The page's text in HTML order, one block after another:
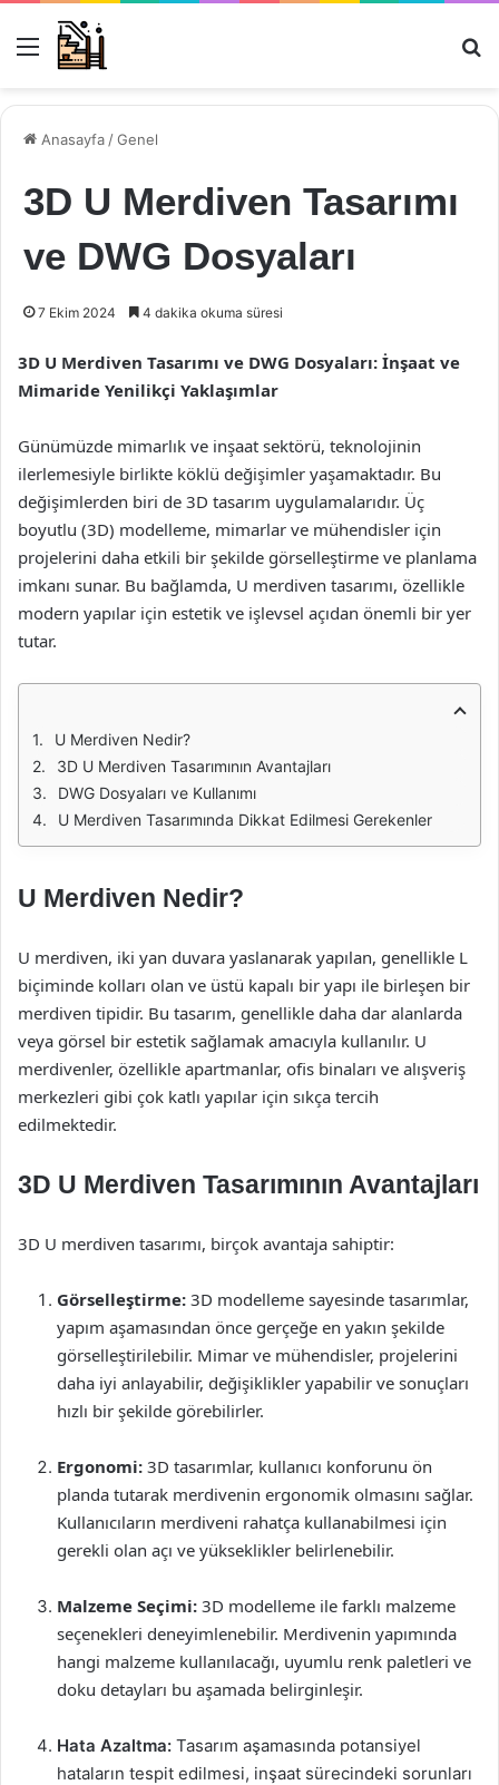
Menü
Anasayfa /Genel
3D U Merdiven Tasarımı
ve DWG Dosyaları
7 Ekim 2024 4 dakika okuma süresi
3D U Merdiven Tasarımı ve DWG Dosyaları: İnşaat ve
Mimaride Yenilikçi Yaklaşımlar
Günümüzde mimarlık ve inşaat sektörü, teknolojinin
ilerlemesiyle birlikte köklü değişimler yaşamaktadır. Bu
değişimlerden biri de 3D tasarım uygulamalarıdır. Üç
boyutlu (3D) modelleme, mimarlar ve mühendisler için
projelerini daha etkili bir şekilde görselleştirme ve planlama
imkanı sunar. Bu bağlamda, U merdiven tasarımı, özellikle
modern yapılar için estetik ve işlevsel açıdan önemli bir yer
tutar.
U Merdiven Nedir?
3D U Merdiven Tasarımının Avantajları
DWG Dosyaları ve Kullanımı
U Merdiven Tasarımında Dikkat Edilmesi Gerekenler
U Merdiven Nedir?
U merdiven, iki yan duvara yaslanarak yapılan, genellikle L
biçiminde kolları olan ve üstü kapalı bir yapı ile birleşen bir
merdiven tipidir. Bu tasarım, genellikle daha dar alanlarda
veya görsel bir estetik sağlamak amacıyla kullanılır. U
merdivenler, özellikle apartmanlar, ofis binaları ve alışveriş
merkezleri gibi çok katlı yapılar için sıkça tercih
edilmektedir.
3D U Merdiven Tasarımının Avantajları
3D U merdiven tasarımı, birçok avantaja sahiptir:
Görselleştirme: 3D modelleme sayesinde tasarımlar,
yapım aşamasından önce gerçeğe en yakın şekilde
görselleştirilebilir. Mimar ve mühendisler, projelerini
daha iyi anlayabilir, değişiklikler yapabilir ve sonuçları
hızlı bir şekilde görebilirler.
Ergonomi: 3D tasarımlar, kullanıcı konforunu ön
planda tutarak merdivenin ergonomik olmasını sağlar.
Kullanıcıların merdiveni rahatça kullanabilmesi için
gerekli olan açı ve yükseklikler belirlenebilir.
Malzeme Seçimi: 3D modelleme ile farklı malzeme
seçenekleri deneyimlenebilir. Merdivenin yapımında
hangi malzeme kullanılacağı, uyumlu renk paletleri ve
doku detayları bu aşamada belirginleşir.
Hata Azaltma: Tasarım aşamasında potansiyel
hataların tespit edilmesi, inşaat sürecindeki sorunları